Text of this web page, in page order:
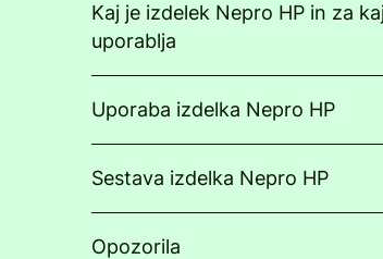
Kaj je izdelek Nepro HP in za
uporablja
Uporaba izdelka Nepro HP
Sestava izdelka Nepro HP
Opozorila